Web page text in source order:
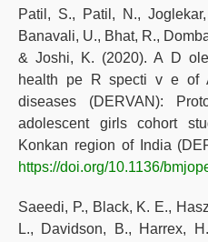
Patil, S., Patil, N.,
Banavali, U., Bhat, R.,
& Joshi, K. (2020). A D
health pe R specti v e of
diseases (DERVAN):
adolescent girls cohort
Konkan region of India
https://doi.org/10.1136/
Saeedi, P., Black, K. E.,
L., Davidson, B., Harrex,